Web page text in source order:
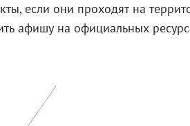
если они проходят на
афишу на официальных